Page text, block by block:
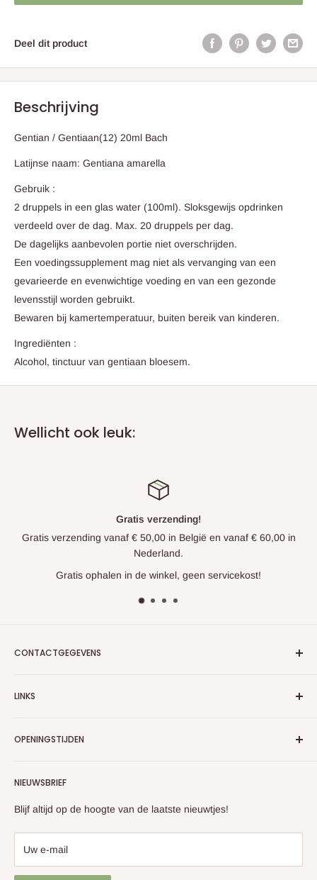
Deel dit product
Beschrijving
Gentian / Gentiaan(12) 20ml Bach
Latijnse naam: Gentiana amarella
Gebruik :
2 druppels in een glas water (100ml). Sloksgewijs opdrinken
verdeeld over de dag. Max. 20 druppels per dag.
De dagelijks aanbevolen portie niet overschrijden.
Een voedingssupplement mag niet als vervanging van een
gevarieerde en evenwichtige voeding en van een gezonde
levensstijl worden gebruikt.
Bewaren bij kamertemperatuur, buiten bereik van kinderen.
Ingrediënten :
Alcohol, tinctuur van gentiaan bloesem.
Wellicht ook leuk:
Gratis verzending!
Gratis verzending vanaf € 50,00 in België en vanaf € 60,00 in
Nederland.
Gratis ophalen in de winkel, geen servicekost!
CONTACTGEGEVENS
+3289352214
info@kruidengilde.com
LINKS
Algemene voorwaarden
Servicevoorwaarden
Terugbetalingsbeleid
OPENINGSTIJDEN
Zondag: gesloten
Uitzonderlijke openingsdagen? Check onze actuele uren op
NIEUWSBRIEF
Blijf altijd op de hoogte van de laatste nieuwtjes!
Uw e-mail